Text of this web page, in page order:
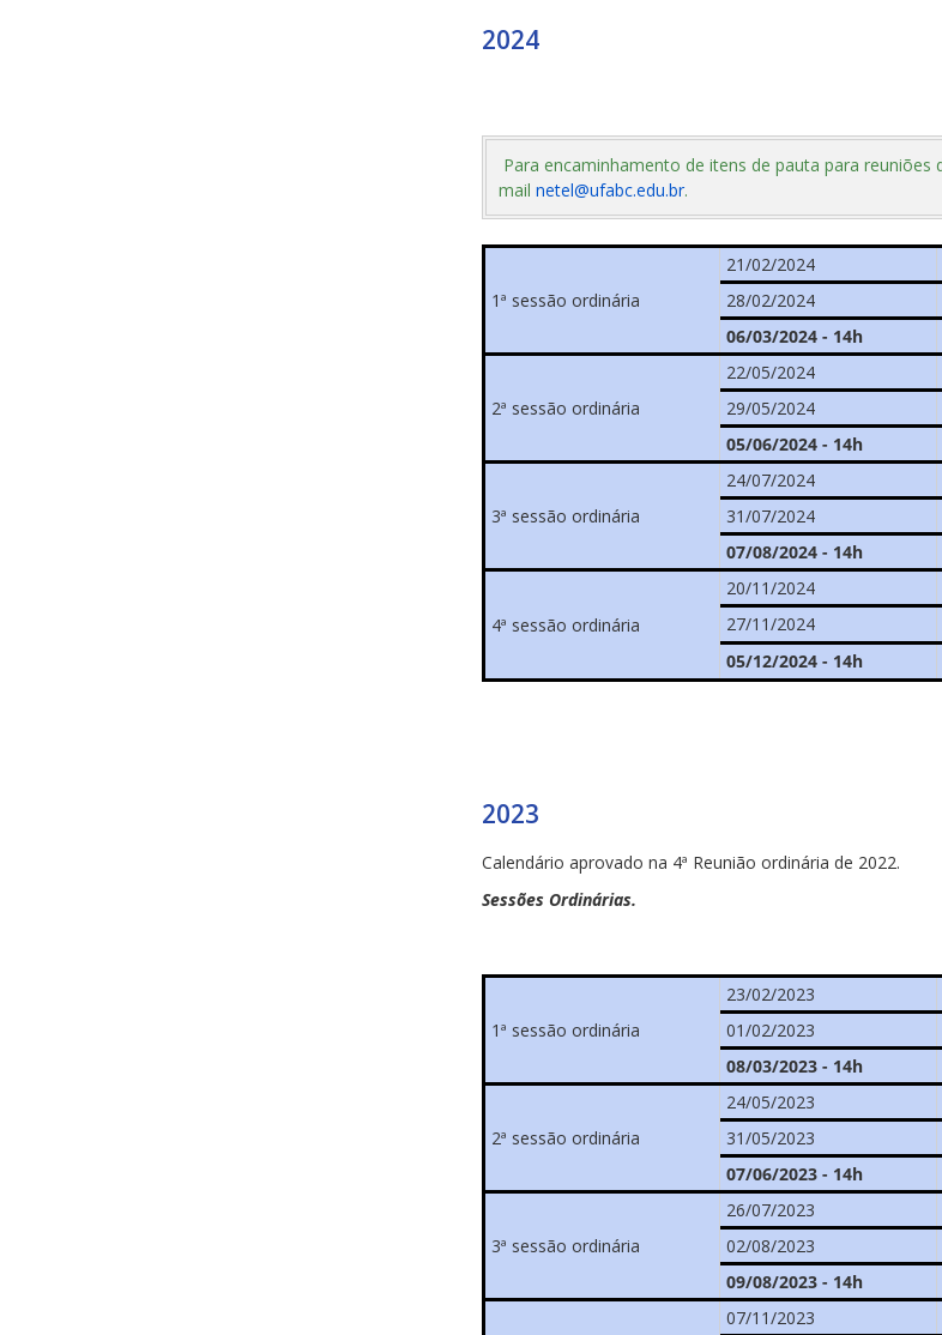
2024
Para encaminhamento de itens de pauta para reuniões
mail netel@ufabc.edu.br.
1ª sessão ordinária
21/02/2024
28/02/2024
06/03/2024 - 14h
2ª sessão ordinária
22/05/2024
29/05/2024
05/06/2024 - 14h
3ª sessão ordinária
24/07/2024
31/07/2024
07/08/2024 - 14h
4ª sessão ordinária
20/11/2024
27/11/2024
05/12/2024 - 14h
2023
Calendário aprovado na 4ª Reunião ordinária de 2022.
Sessões Ordinárias.
1ª sessão ordinária
23/02/2023
01/02/2023
08/03/2023 - 14h
2ª sessão ordinária
24/05/2023
31/05/2023
07/06/2023 - 14h
3ª sessão ordinária
26/07/2023
02/08/2023
09/08/2023 - 14h
07/11/2023